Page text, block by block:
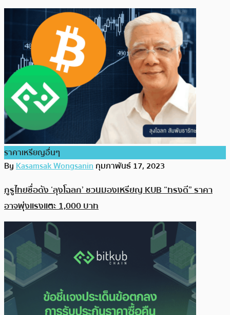
ราคาเหรียญอื่นๆ
ByKasamsak Wongsaninกุมภาพันธ์ 17, 2023
กูรูไทยชื่อดัง ‘ลุงโฉลก’ ชวนมองเหรียญ KUB “ทรงดี” ราคา
อาจพุ่งแรงแตะ 1,000 บาท